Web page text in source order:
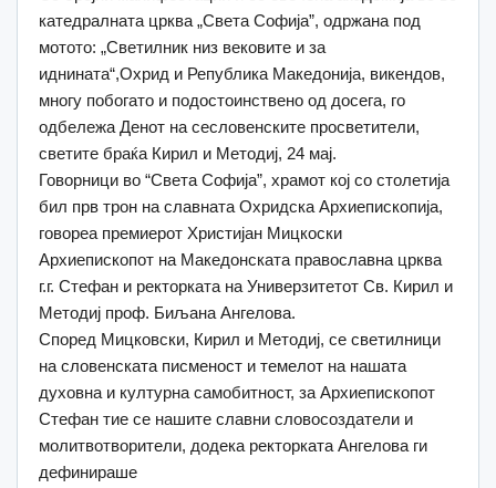
катедралната црква „Света Софија”, одржана под
мотото: „Светилник низ вековите и за
иднината“,Охрид и Република Македонија, викендов,
многу побогато и подостоинствено од досега, го
одбележа Денот на сесловенските просветители,
светите браќа Кирил и Методиј, 24 мај.
Говорници во “Света Софија”, храмот кој со столетија
бил прв трон на славната Охридска Архиепископија,
говореа премиерот Христијан Мицкоски
Архиепископот на Македонската православна црква
г.г. Стефан и ректорката на Универзитетот Св. Кирил и
Методиј проф. Биљана Ангелова.
Според Мицковски, Кирил и Методиј, се светилници
на словенската писменост и темелот на нашата
духовна и културна самобитност, за Архиепископот
Стефан тие се нашите славни словосоздатели и
молитвотворители, додека ректорката Ангелова ги
дефинираше